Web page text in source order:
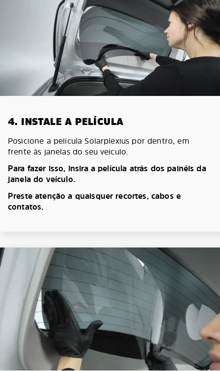
4. INSTALE A PELÍCULA
Posicione a película Solarplexius por dentro, em
frente às janelas do seu veículo.
Para fazer isso, insira a película atrás dos painéis da
janela do veículo.
Preste atenção a quaisquer recortes, cabos e
contatos.